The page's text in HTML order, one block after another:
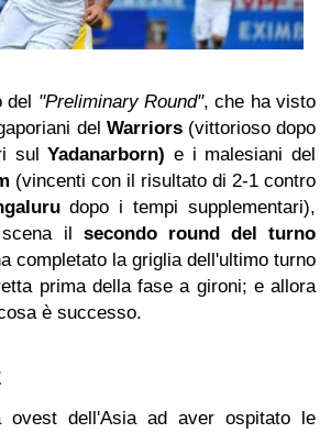
del "Preliminary Round", che ha visto
del Warriors(vittorioso dopo
sulYadanarborn) e i malesiani del
(vincenti con il risultato di 2-1 contro
dopo i tempi supplementari),
il secondo round del turno
completato la griglia dell'ultimo turno
prima della fase a gironi; e allora
è successo.
ovest dell'Asia ad aver ospitato le